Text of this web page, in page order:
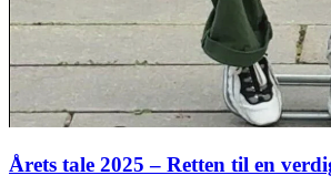
Årets tale 2025 – Retten til en